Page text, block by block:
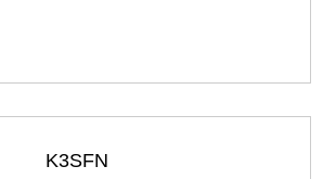
K3SFN